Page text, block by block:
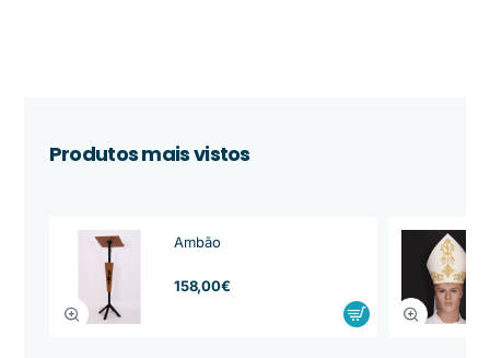
Produtos mais vistos
Ambão
158,00€